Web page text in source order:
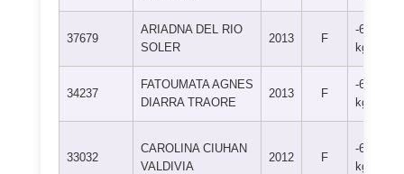
37679
ARIADNA DEL RIO
SOLER
2013 F
-63
kg
34237
FATOUMATA AGNES
DIARRA TRAORE
2013 F
-63
kg
33032
CAROLINA CIUHAN
VALDIVIA
2012 F
-63
kg